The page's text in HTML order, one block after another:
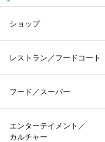
ショップ
レストラン／フードコート
フード／スーパー
エンターテイメント／
カルチャー